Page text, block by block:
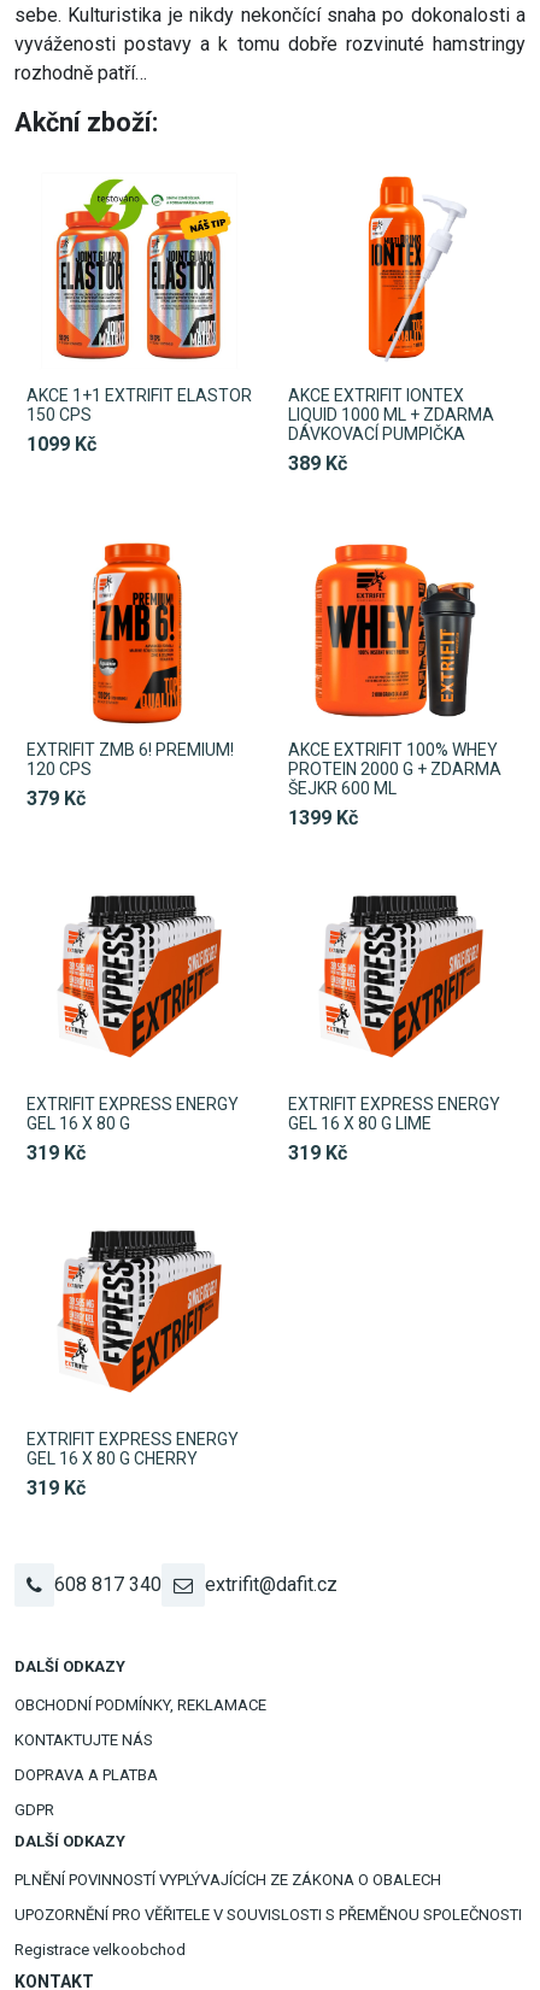
sebe. Kulturistika je nikdy nekončící snaha po dokonalosti a
vyváženosti postavy a k tomu dobře rozvinuté hamstringy
rozhodně patří…
Akční zboží:
AKCE 1+1 EXTRIFIT ELASTOR
150 CPS
1099 Kč
AKCE EXTRIFIT IONTEX
LIQUID 1000 ML + ZDARMA
DÁVKOVACÍ PUMPIČKA
389 Kč
EXTRIFIT ZMB 6! PREMIUM!
120 CPS
379 Kč
AKCE EXTRIFIT 100% WHEY
PROTEIN 2000 G + ZDARMA
ŠEJKR 600 ML
1399 Kč
EXTRIFIT EXPRESS ENERGY
GEL 16 X 80 G
319 Kč
EXTRIFIT EXPRESS ENERGY
GEL 16 X 80 G LIME
319 Kč
EXTRIFIT EXPRESS ENERGY
GEL 16 X 80 G CHERRY
319 Kč
608 817 340 extrifit@dafit.cz
DALŠÍ ODKAZY
OBCHODNÍ PODMÍNKY, REKLAMACE
KONTAKTUJTE NÁS
DOPRAVA A PLATBA
GDPR
DALŠÍ ODKAZY
PLNĚNÍ POVINNOSTÍ VYPLÝVAJÍCÍCH ZE ZÁKONA O OBALECH
UPOZORNĚNÍ PRO VĚŘITELE V SOUVISLOSTI S PŘEMĚNOU SPOLEČNOSTI
Registrace velkoobchod
KONTAKT